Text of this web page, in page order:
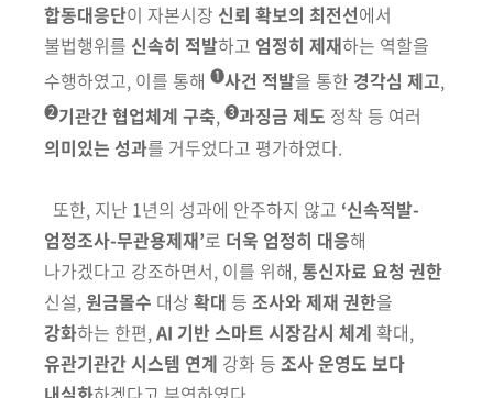
합동대응단이 자본시장 신뢰 확보의 최전선에서
불법행위를 신속히 적발하고 엄정히 제재하는 역할을
수행하였고, 이를 통해 ➊사건 적발을 통한 경각심 제고,
➋기관간 협업체계 구축, ➌과징금 제도 정착 등 여러
의미있는 성과를 거두었다고 평가하였다.
또한, 지난 1년의 성과에 안주하지 않고 ‘신속적발-
엄정조사-무관용제재’로 더욱 엄정히 대응해
나가겠다고 강조하면서, 이를 위해, 통신자료 요청 권한
신설, 원금몰수 대상 확대 등 조사와 제재 권한을
강화하는 한편, AI 기반 스마트 시장감시 체계 확대,
유관기관간 시스템 연계 강화 등 조사 운영도 보다